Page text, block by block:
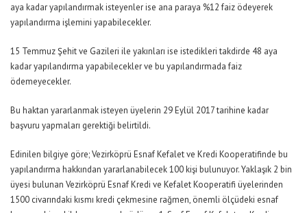
aya kadar yapılandırmak isteyenler ise ana paraya %12 faiz ödeyerek
yapılandırma işlemini yapabilecekler.
15 Temmuz Şehit ve Gazileri ile yakınları ise istedikleri takdirde 48 aya
kadar yapılandırma yapabilecekler ve bu yapılandırmada faiz
ödemeyecekler.
Bu haktan yararlanmak isteyen üyelerin 29 Eylül 2017 tarihine kadar
başvuru yapmaları gerektiği belirtildi.
Edinilen bilgiye göre; Vezirköprü Esnaf Kefalet ve Kredi Kooperatifinde bu
yapılandırma hakkından yararlanabilecek 100 kişi bulunuyor. Yaklaşık 2 bin
üyesi bulunan Vezirköprü Esnaf Kredi ve Kefalet Kooperatifi üyelerinden
1500 civarındaki kısmı kredi çekmesine rağmen, önemli ölçüdeki esnaf